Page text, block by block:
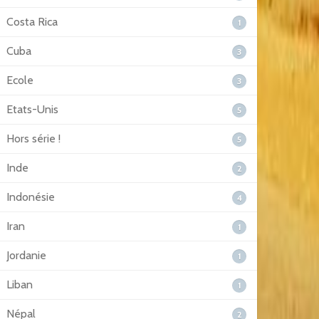
Costa Rica 1
Cuba 3
Ecole 3
Etats-Unis 5
Hors série ! 5
Inde 2
Indonésie 4
Iran 1
Jordanie 1
Liban 1
Népal 2